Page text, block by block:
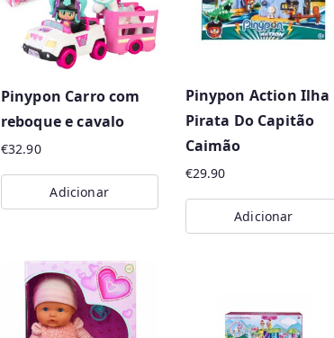
Pinypon Carro com
reboque e cavalo
€32.90
Adicionar
Pinypon Action Ilha
Pirata Do Capitão
Caimão
€29.90
Adicionar